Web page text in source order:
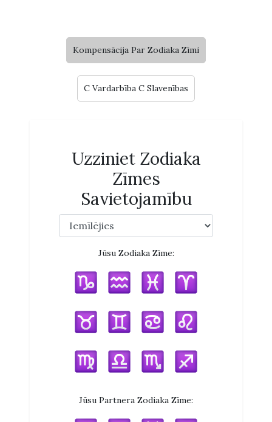
Kompensācija Par Zodiaka Zīmi
C Vardarbība C Slavenības
Uzziniet Zodiaka
Zīmes
Savietojamību
Jūsu Zodiaka Zīme:
Jūsu Partnera Zodiaka Zīme: